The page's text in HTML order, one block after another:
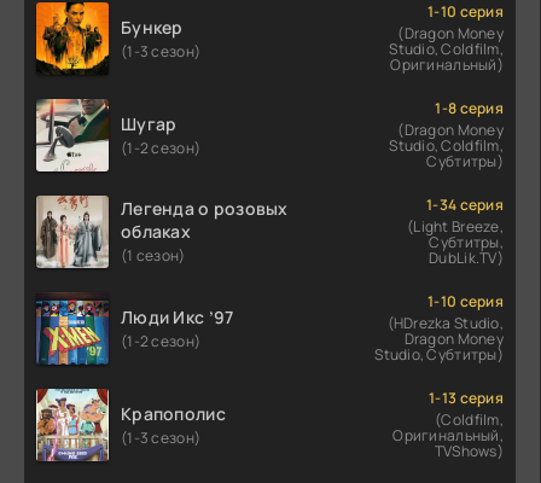
Бункер
(1-3 сезон)
1-10 серия
(Dragon Money
Studio, Coldfilm,
Оригинальный)
Шугар
(1-2 сезон)
1-8 серия
(Dragon Money
Studio, Coldfilm,
Субтитры)
Легенда о розовых
облаках
(1 сезон)
1-34 серия
(Light Breeze,
Субтитры,
DubLik.TV)
Люди Икс ’97
(1-2 сезон)
1-10 серия
(HDrezka Studio,
Dragon Money
Studio, Субтитры)
Крапополис
(1-3 сезон)
1-13 серия
(Coldfilm,
Оригинальный,
TVShows)